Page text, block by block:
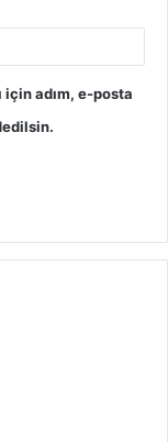
için adım, e-posta